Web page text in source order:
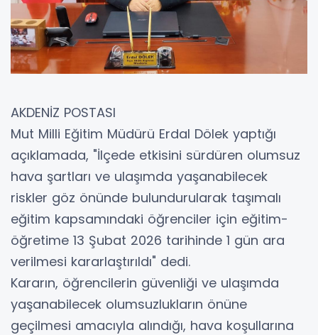
AKDENİZ POSTASI
Mut Milli Eğitim Müdürü Erdal Dölek yaptığı
açıklamada, "İlçede etkisini sürdüren olumsuz
hava şartları ve ulaşımda yaşanabilecek
riskler göz önünde bulundurularak taşımalı
eğitim kapsamındaki öğrenciler için eğitim-
öğretime 13 Şubat 2026 tarihinde 1 gün ara
verilmesi kararlaştırıldı" dedi.
Kararın, öğrencilerin güvenliği ve ulaşımda
yaşanabilecek olumsuzlukların önüne
geçilmesi amacıyla alındığı, hava koşullarına